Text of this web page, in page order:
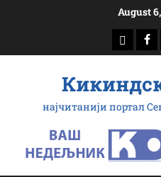
August
најчитанији портал